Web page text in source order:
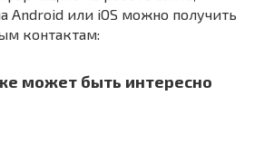
Android или iOS можно получить
контактам:
может быть интересно